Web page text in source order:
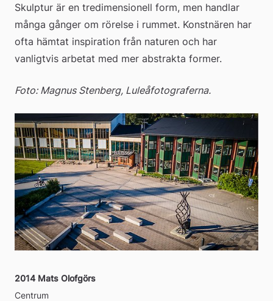
Skulptur är en tredimensionell form, men handlar
många gånger om rörelse i rummet. Konstnären har
ofta hämtat inspiration från naturen och har
vanligtvis arbetat med mer abstrakta former.
Foto: Magnus Stenberg, Luleåfotograferna.
2014 Mats Olofgörs
Centrum